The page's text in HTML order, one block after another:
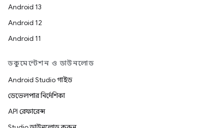
Android 13
Android 12
Android 11
ডকুমেন্টেশন ও ডাউনলোড
Android Studio গাইড
ডেভেলপার নির্দেশিকা
API রেফারেন্স